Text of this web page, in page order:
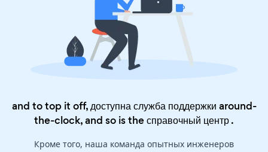
and to top it off, доступна служба поддержки around-
the-clock, and so is theсправочный центр.
Кроме того, наша команда опытных инженеров